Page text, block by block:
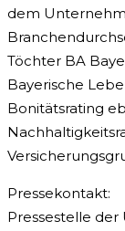
dem
Töchter BA
Bayerische
Bonitätsrating
Pressekontakt:
Pressestelle